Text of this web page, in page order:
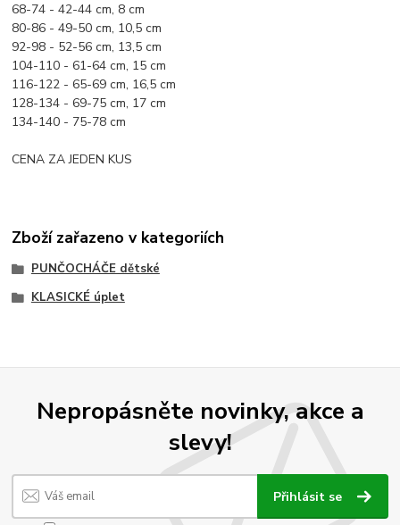
68-74 - 42-44 cm, 8 cm
80-86 - 49-50 cm, 10,5 cm
92-98 - 52-56 cm, 13,5 cm
104-110 - 61-64 cm, 15 cm
116-122 - 65-69 cm, 16,5 cm
128-134 - 69-75 cm, 17 cm
134-140 - 75-78 cm
CENA ZA JEDEN KUS
Zboží zařazeno v kategoriích
PUNČOCHÁČE dětské
KLASICKÉ úplet
Nepropásněte novinky, akce a
slevy!
Přihlásit se